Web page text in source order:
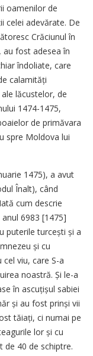
oamenilor de
celei adevărate. De
Crăciunul în
au fost adesea în
îndoliate, care
calamități
lăcustelor, de
1474-1475,
de primăvara
spre ­Moldova lui
1475), a avut
Înalt), când
cum descrie
6983 [1475]
puterile turcești și a
și cu
viu, care S-a
noastră. Și le-a
în ascuțișul sabiei
și au fost prinși vii
tăiați, ci numai pe
lor și cu
de 40 de schiptre.